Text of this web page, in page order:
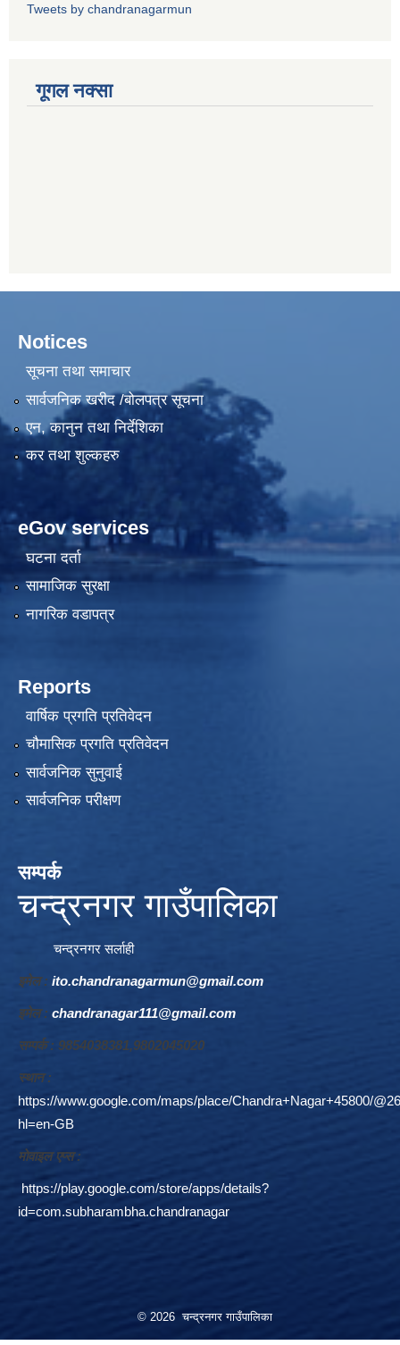
Tweets by chandranagarmun
गूगल नक्सा
Notices
सूचना तथा समाचार
सार्वजनिक खरीद /बोलपत्र सूचना
एन, कानुन तथा निर्देशिका
कर तथा शुल्कहरु
eGov services
घटना दर्ता
सामाजिक सुरक्षा
नागरिक वडापत्र
Reports
वार्षिक प्रगति प्रतिवेदन
चौमासिक प्रगति प्रतिवेदन
सार्वजनिक सुनुवाई
सार्वजनिक परीक्षण
सम्पर्क
चन्द्रनगर गाउँपालिका
चन्द्रनगर सर्लाही
इमेल : ito.chandranagarmun@gmail.com
इमेल : chandranagar111@gmail.com
सम्पर्क : 9854038381,9802045020
स्थान :
https://www.google.com/maps/place/Chandra+Nagar+45800/
hl=en-GB
माेवाइल एप्स :
https://play.google.com/store/apps/details?
id=com.subharambha.chandranagar
© 2026 चन्द्रनगर गाउँपालिका